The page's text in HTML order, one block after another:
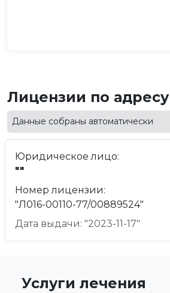
Лицензии по адресу
Данные собраны автоматически
Юридическое лицо:
""
Номер лицензии:
"Л016-00110-77/00889524"
Дата выдачи: "2023-11-17"
Услуги лечения